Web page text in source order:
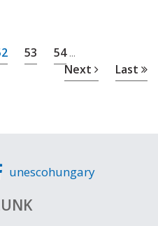
53 54...
Next Last
unescohungary